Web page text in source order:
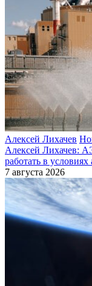
Алексей Лихачев
Алексей Лихачев:
работать в
7 августа 2026